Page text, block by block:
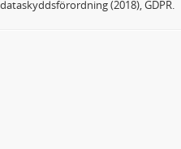
dataskyddsförordning (2018), GDPR.